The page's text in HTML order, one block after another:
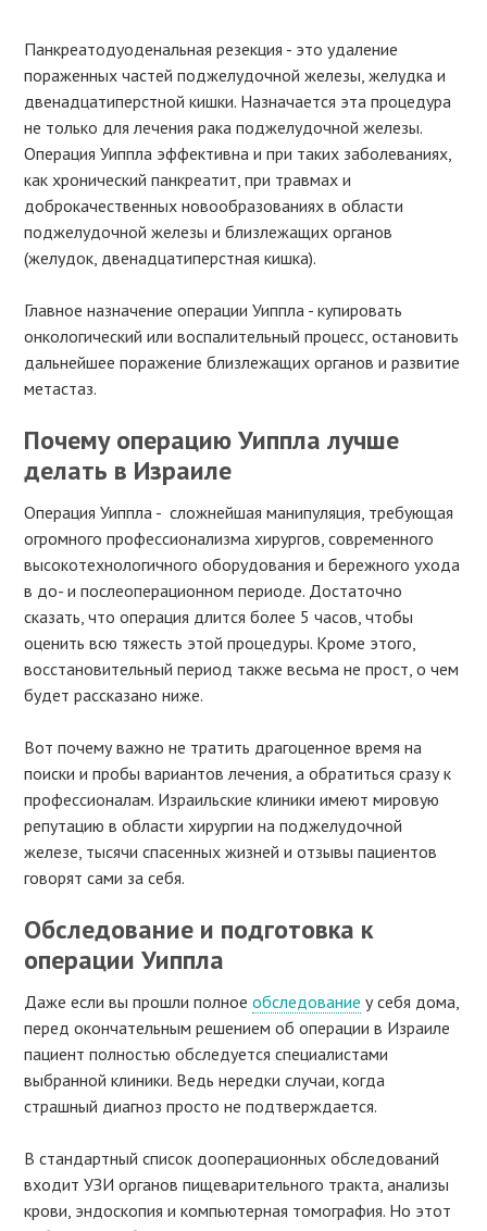
Панкреатодуоденальная резекция - это удаление
пораженных частей поджелудочной железы, желудка и
двенадцатиперстной кишки. Назначается эта процедура
не только для лечения рака поджелудочной железы.
Операция Уиппла эффективна и при таких заболеваниях,
как хронический панкреатит, при травмах и
доброкачественных новообразованиях в области
поджелудочной железы и близлежащих органов
(желудок, двенадцатиперстная кишка).
Главное назначение операции Уиппла - купировать
онкологический или воспалительный процесс, остановить
дальнейшее поражение близлежащих органов и развитие
метастаз.
Почему операцию Уиппла лучше
делать в Израиле
Операция Уиппла - сложнейшая манипуляция, требующая
огромного профессионализма хирургов, современного
высокотехнологичного оборудования и бережного ухода
в до- и послеоперационном периоде. Достаточно
сказать, что операция длится более 5 часов, чтобы
оценить всю тяжесть этой процедуры. Кроме этого,
восстановительный период также весьма не прост, о чем
будет рассказано ниже.
Вот почему важно не тратить драгоценное время на
поиски и пробы вариантов лечения, а обратиться сразу к
профессионалам. Израильские клиники имеют мировую
репутацию в области хирургии на поджелудочной
железе, тысячи спасенных жизней и отзывы пациентов
говорят сами за себя.
Обследование и подготовка к
операции Уиппла
Даже если вы прошли полноеобследование у себя дома,
перед окончательным решением об операции в Израиле
пациент полностью обследуется специалистами
выбранной клиники. Ведь нередки случаи, когда
страшный диагноз просто не подтверждается.
В стандартный список дооперационных обследований
входит УЗИ органов пищеварительного тракта, анализы
крови, эндоскопия и компьютерная томография. Но этот